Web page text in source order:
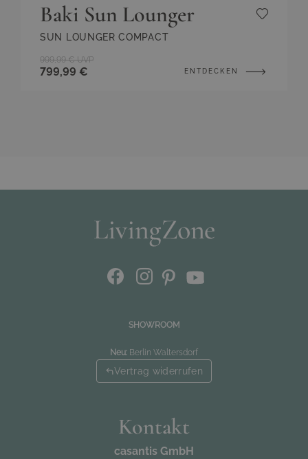
Baki Sun Lounger
SUN LOUNGER COMPACT
799,99 €
999,99 € UVP
ENTDECKEN
SHOWROOM
Neu: Berlin Waltersdorf
Vertrag widerrufen
Kontakt
casantis GmbH